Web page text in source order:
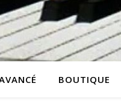
BOUTIQUE